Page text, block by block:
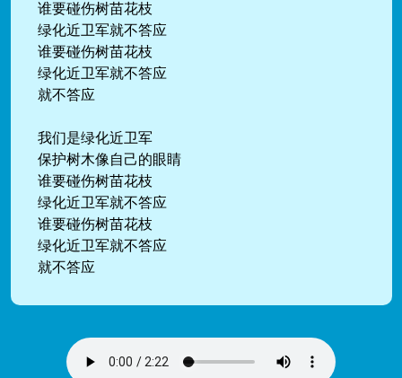
谁要碰伤树苗花枝
绿化近卫军就不答应
谁要碰伤树苗花枝
绿化近卫军就不答应
就不答应
我们是绿化近卫军
保护树木像自己的眼睛
谁要碰伤树苗花枝
绿化近卫军就不答应
谁要碰伤树苗花枝
绿化近卫军就不答应
就不答应